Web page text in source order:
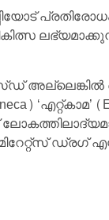
‘എറ്റ്കാമ’
ഡ്രഗ്